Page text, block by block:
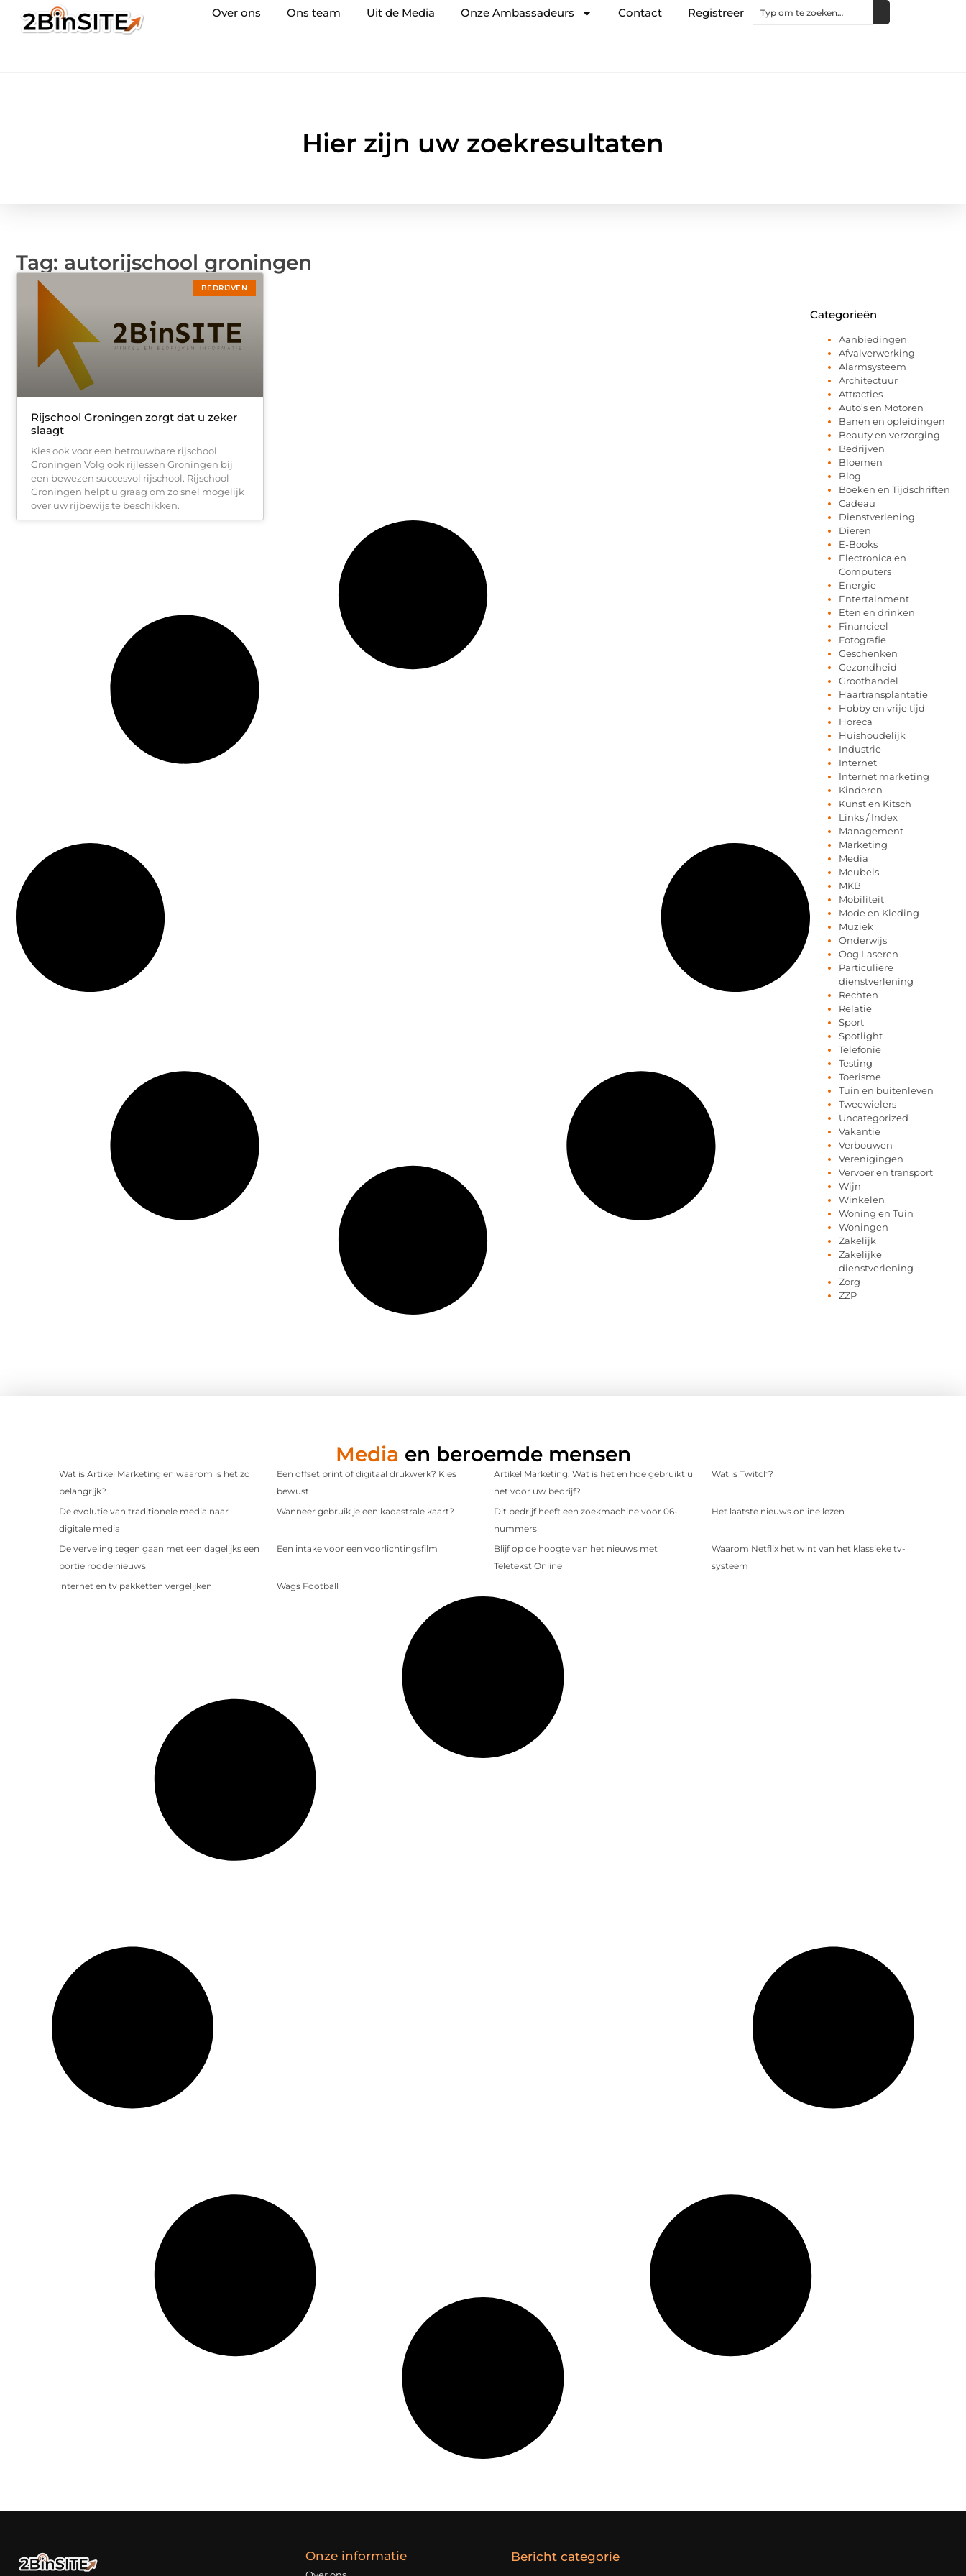
Over ons Ons team Uit de Media Onze Ambassadeurs Contact Registreer
Hier zijn uw zoekresultaten
Tag: autorijschool groningen
BEDRIJVEN
Rijschool Groningen zorgt dat u zeker
slaagt
Kies ook voor een betrouwbare rijschool
Groningen Volg ook rijlessen Groningen bij
een bewezen succesvol rijschool. Rijschool
Groningen helpt u graag om zo snel mogelijk
over uw rijbewijs te beschikken.
Categorieën
Aanbiedingen
Afvalverwerking
Alarmsysteem
Architectuur
Attracties
Auto’s en Motoren
Banen en opleidingen
Beauty en verzorging
Bedrijven
Bloemen
Blog
Boeken en Tijdschriften
Cadeau
Dienstverlening
Dieren
E-Books
Electronica en
Computers
Energie
Entertainment
Eten en drinken
Financieel
Fotografie
Geschenken
Gezondheid
Groothandel
Haartransplantatie
Hobby en vrije tijd
Horeca
Huishoudelijk
Industrie
Internet
Internet marketing
Kinderen
Kunst en Kitsch
Links / Index
Management
Marketing
Media
Meubels
MKB
Mobiliteit
Mode en Kleding
Muziek
Onderwijs
Oog Laseren
Particuliere
dienstverlening
Rechten
Relatie
Sport
Spotlight
Telefonie
Testing
Toerisme
Tuin en buitenleven
Tweewielers
Uncategorized
Vakantie
Verbouwen
Verenigingen
Vervoer en transport
Wijn
Winkelen
Woning en Tuin
Woningen
Zakelijk
Zakelijke
dienstverlening
Zorg
ZZP
Media en beroemde mensen
Wat is Artikel Marketing en waarom is het zo
belangrijk?
Een offset print of digitaal drukwerk? Kies
bewust
Artikel Marketing: Wat is het en hoe gebruikt u
het voor uw bedrijf?
Wat is Twitch?
De evolutie van traditionele media naar
digitale media
Wanneer gebruik je een kadastrale kaart?
Dit bedrijf heeft een zoekmachine voor 06-
nummers
Het laatste nieuws online lezen
De verveling tegen gaan met een dagelijks een
portie roddelnieuws
Een intake voor een voorlichtingsfilm
Blijf op de hoogte van het nieuws met
Teletekst Online
Waarom Netflix het wint van het klassieke tv-
systeem
internet en tv pakketten vergelijken
Wags Football
Onze informatie Bericht categorie